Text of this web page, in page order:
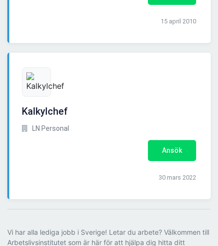
15 april 2010
Kalkylchef
LN Personal
Ansök
30 mars 2022
Vi har alla lediga jobb i Sverige! Letar du arbete? Välkommen till
Arbetslivsinstitutet som är här för att hjälpa dig hitta ditt